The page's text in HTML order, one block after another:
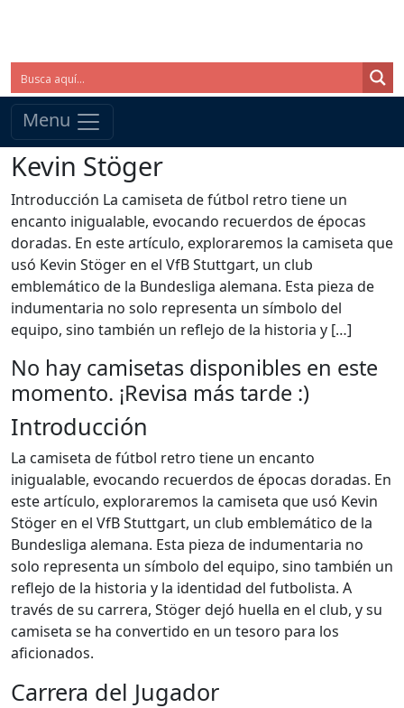
Menu
Kevin Stöger
Introducción La camiseta de fútbol retro tiene un
encanto inigualable, evocando recuerdos de épocas
doradas. En este artículo, exploraremos la camiseta que
usó Kevin Stöger en el VfB Stuttgart, un club
emblemático de la Bundesliga alemana. Esta pieza de
indumentaria no solo representa un símbolo del
equipo, sino también un reflejo de la historia y […]
No hay camisetas disponibles en este
momento. ¡Revisa más tarde :)
Introducción
La camiseta de fútbol retro tiene un encanto
inigualable, evocando recuerdos de épocas doradas. En
este artículo, exploraremos la camiseta que usó Kevin
Stöger en el VfB Stuttgart, un club emblemático de la
Bundesliga alemana. Esta pieza de indumentaria no
solo representa un símbolo del equipo, sino también un
reflejo de la historia y la identidad del futbolista. A
través de su carrera, Stöger dejó huella en el club, y su
camiseta se ha convertido en un tesoro para los
aficionados.
Carrera del Jugador